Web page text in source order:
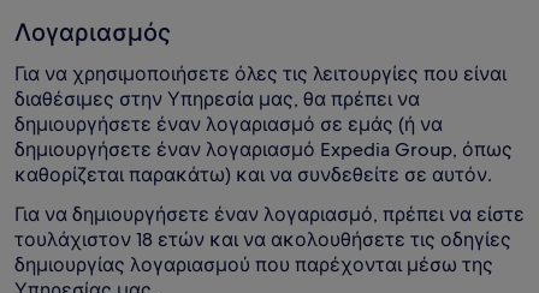
Λογαριασμός
Για να χρησιμοποιήσετε όλες τις λειτουργίες που είναι
διαθέσιμες στην Υπηρεσία μας, θα πρέπει να
δημιουργήσετε έναν λογαριασμό σε εμάς (ή να
δημιουργήσετε έναν λογαριασμό Expedia Group, όπως
καθορίζεται παρακάτω) και να συνδεθείτε σε αυτόν.
Για να δημιουργήσετε έναν λογαριασμό, πρέπει να είστε
τουλάχιστον 18 ετών και να ακολουθήσετε τις οδηγίες
δημιουργίας λογαριασμού που παρέχονται μέσω της